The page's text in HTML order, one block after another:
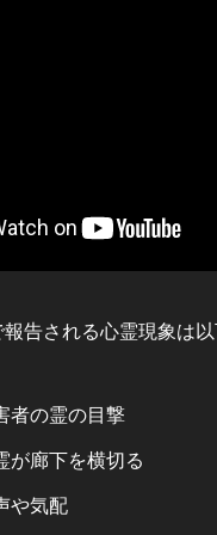
告される心霊現象は以
者の霊の目撃
が廊下を横切る
や気配